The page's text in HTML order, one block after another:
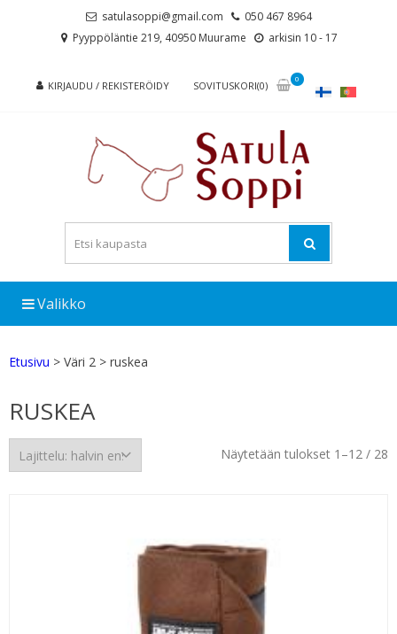
satulasoppi@gmail.com
050 467 8964
Pyyppöläntie 219, 40950 Muurame
arkisin 10 - 17
KIRJAUDU / REKISTERÖIDY SOVITUSKORI(0)
0
Valikko
Etusivu > Väri 2 > ruskea
RUSKEA
Näytetään tulokset 1–12 / 28